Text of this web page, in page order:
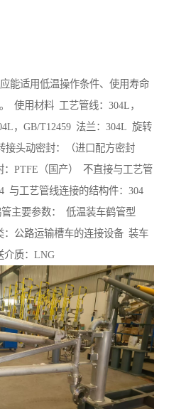
能适用低温操作条件、使用寿命
使用材料 工艺管线：304L，
，GB/T12459 法兰：304L 旋转
接头动密封：（进口配方密封
：PTFE（国产） 不直接与工艺管
与工艺管线连接的结构件：304
主要参数： 低温装车鹤管型
公路运输槽车的连接设备 装车
介质：LNG